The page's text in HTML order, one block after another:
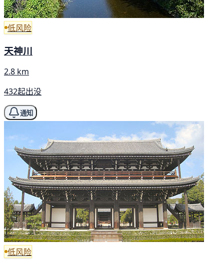
低风险
天神川
2.8 km
432起出没
通知
低风险